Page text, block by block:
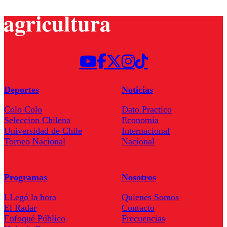
Deportes
Colo Colo
Seleccion Chilena
Universidad de Chile
Torneo Nacional
Noticias
Dato Practico
Economía
Internacional
Nacional
Programas
LLegó la hora
El Radar
Enfoqué Público
Nosotros
Quienes Somos
Contacto
Frecuencias